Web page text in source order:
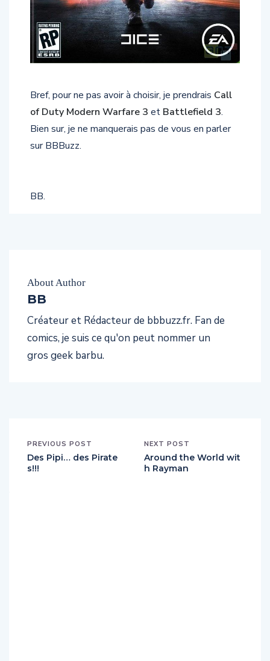
Bref, pour ne pas avoir à choisir, je prendrais Call
of Duty Modern Warfare 3 et Battlefield 3.
Bien sur, je ne manquerais pas de vous en parler
sur BBBuzz.
BB.
About Author
BB
Créateur et Rédacteur de bbbuzz.fr. Fan de
comics, je suis ce qu'on peut nommer un
gros geek barbu.
PREVIOUS POST
Des Pipi… des Pirate
s!!!
NEXT POST
Around the World wit
h Rayman